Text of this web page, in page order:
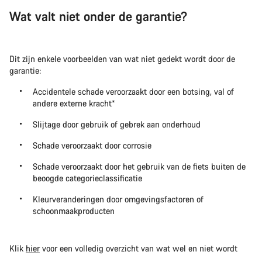
Wat valt niet onder de garantie?
Dit zijn enkele voorbeelden van wat niet gedekt wordt door de
garantie:
Accidentele schade veroorzaakt door een botsing, val of
andere externe kracht*
Slijtage door gebruik of gebrek aan onderhoud
Schade veroorzaakt door corrosie
Schade veroorzaakt door het gebruik van de fiets buiten de
beoogde categorieclassificatie
Kleurveranderingen door omgevingsfactoren of
schoonmaakproducten
Klik hiervoor een volledig overzicht van wat wel en niet wordt